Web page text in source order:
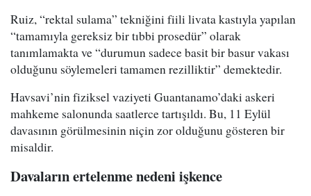
Ruiz, “rektal sulama” tekniğini fiili livata kastıyla yapılan
“tamamıyla gereksiz bir tıbbi prosedür” olarak
tanımlamakta ve “durumun sadece basit bir basur vakası
olduğunu söylemeleri tamamen rezilliktir” demektedir.
Havsavi’nin fiziksel vaziyeti Guantanamo’daki askeri
mahkeme salonunda saatlerce tartışıldı. Bu, 11 Eylül
davasının görülmesinin niçin zor olduğunu gösteren bir
misaldir.
Davaların ertelenme nedeni işkence